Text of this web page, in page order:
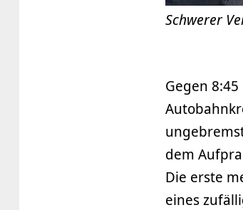
Schwerer
Gegen
dem
Die erste
eines